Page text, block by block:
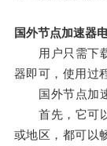
国外节点加速器
用户只需下载
器即可，使用过
国外节点加速
首先，它可以
或地区，都可以